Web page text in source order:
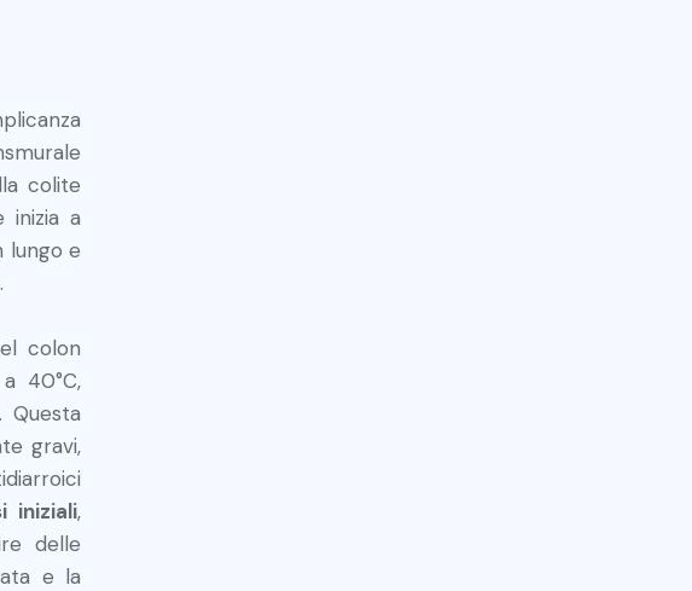
colite
inizia a
lungo e
colon
40°C,
Questa
gravi,
iniziali,
delle
e la